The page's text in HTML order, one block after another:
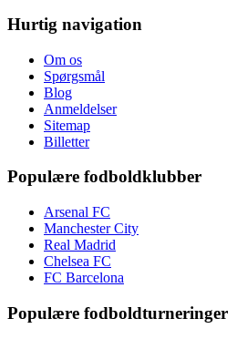
Hurtig navigation
Om os
Spørgsmål
Blog
Anmeldelser
Sitemap
Billetter
Populære fodboldklubber
Arsenal FC
Manchester City
Real Madrid
Chelsea FC
FC Barcelona
Populære fodboldturneringer